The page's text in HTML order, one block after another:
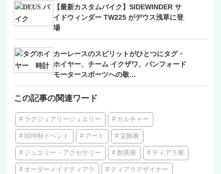
【最新カスタムバイク】SIDEWINDER サ
イドウィンダー TW225 がデウス浅草に登
場
カーレースのスピリットがひとつにタグ・
ホイヤー、チーム イクザワ、バンフォード
モータースポーツへの敬…
この記事の関連ワード
ラグジュアリージュエリー カルチャー
招待制イベント アート 宝飾展
ジュエリー・アクセサリー 創美展 ティアラ展
オーダーメイドティアラ ティアラデザイナー